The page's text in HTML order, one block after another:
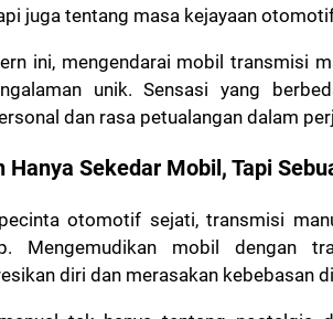
juga tentang masa kejayaan
ini, mengendarai mobil transmisi
unik. Sensasi yang
dan rasa petualangan dalam
Hanya Sekedar Mobil, Tapi
otomotif sejati, transmisi
Mengemudikan mobil dengan
diri dan merasakan kebebasan